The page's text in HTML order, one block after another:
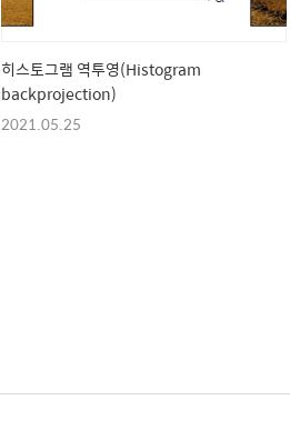
히스토그램 역투영(Histogram
backprojection)
2021.05.25